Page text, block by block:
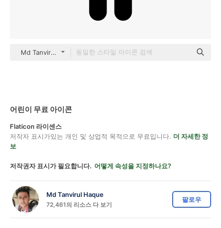
Md Tanvirul Haque black fill
어린이 무료 아이콘
Flaticon 라이센스
저작자 표시가있는 개인 및 상업적 목적으로 무료입니다. 더 자세한 정
보
저작권자 표시가 필요합니다. 어떻게 속성을 지정하나요?
Md Tanvirul Haque
72,461의 리소스 다 보기
팔로우